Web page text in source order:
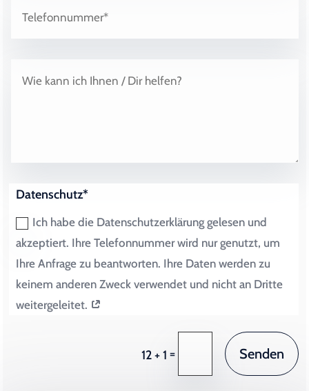
Datenschutz*
Ich habe die Datenschutzerklärung gelesen und
akzeptiert. Ihre Telefonnummer wird nur genutzt, um
Ihre Anfrage zu beantworten. Ihre Daten werden zu
keinem anderen Zweck verwendet und nicht an Dritte
weitergeleitet.
12 + 1 = Senden